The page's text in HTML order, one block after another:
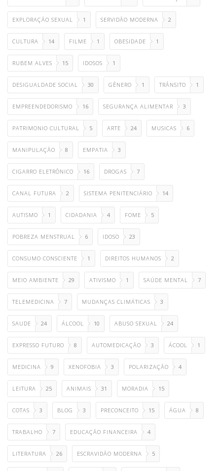
EXPLORAÇÃO SEXUAL 1 SERVIDÃO MODERNA 2
CULTURA 14 FILME 1 OBESIDADE 1
RUBEM ALVES 15 IDOSOS 1
DESIGUALDADE SOCIAL 30 GÊNERO 1 TRÂNSITO 1
EMPREENDEDORISMO 16 SEGURANÇA ALIMENTAR 3
PATRIMONIO CULTURAL 5 ARTE 24 MUSICAS 6
MANIPULAÇÃO 8 EMPATIA 3
CIGARRO ELETRÔNICO 16 DROGAS 7
CANAL FUTURA 2 SISTEMA PENITENCIÁRIO 14
AUTISMO 1 CIDADANIA 4 FOME 5
POBREZA MENSTRUAL 6 IDOSO 23
CONSUMO CONSCIENTE 1 DIREITOS HUMANOS 2
MEIO AMBIENTE 29 ATIVISMO 1 SAÚDE MENTAL 7
TELEMEDICINA 7 MUDANÇAS CLIMÁTICAS 3
SAUDE 24 ÁLCOOL 10 ABUSO SEXUAL 24
EXPRESSO FUTURO 8 AUTOMEDICAÇÃO 3 ÁCOOL 1
MEDICINA 9 XENOFOBIA 3 POLARIZAÇÃO 4
LEITURA 25 ANIMAIS 31 MORADIA 15
COTAS 3 BLOG 3 PRECONCEITO 15 ÁGUA 8
TRABALHO 7 EDUCAÇÃO FINANCEIRA 4
LITERATURA 26 ESCRAVIDÃO MODERNA 5